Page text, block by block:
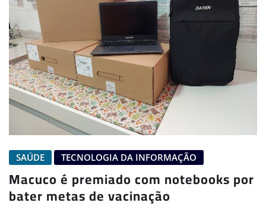
SAÚDE TECNOLOGIA DA INFORMAÇÃO
Macuco é premiado com notebooks por
bater metas de vacinação